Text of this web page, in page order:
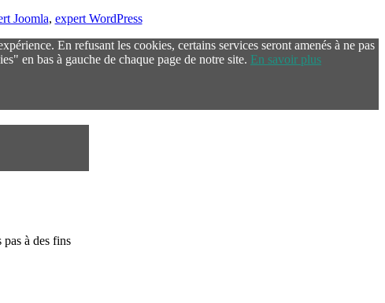
Joomla, expert WordPress
En refusant les cookies, certains services seront amenés à ne pas
en bas à gauche de chaque page de notre site. En savoir plus
à des fins